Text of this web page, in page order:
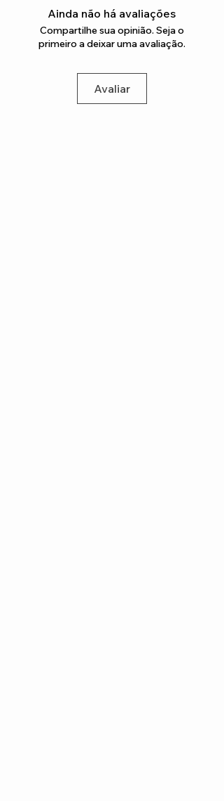
a possas transportar durante o dia
todo
Ainda não há avaliações
Compartilhe sua opinião. Seja o
primeiro a deixar uma avaliação.
Avaliar